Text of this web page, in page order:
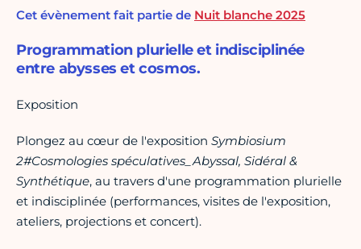
Cet évènement fait partie de Nuit blanche 2025
Programmation plurielle et indisciplinée
entre abysses et cosmos.
Exposition
Plongez au cœur de l'exposition Symbiosium
2#Cosmologies spéculatives_Abyssal, Sidéral &
Synthétique, au travers d'une programmation plurielle
et indisciplinée (performances, visites de l'exposition,
ateliers, projections et concert).